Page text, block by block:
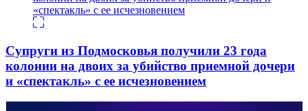
Супруги из Подмосковья получили 23 года
колонии на двоих за убийство приемной дочери
и «спектакль» с ее исчезновением